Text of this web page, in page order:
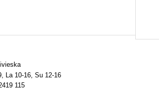
La 10-16, Su 12-16
115